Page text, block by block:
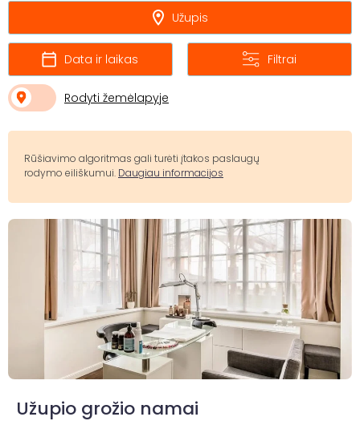
Užupis
Data ir laikas Filtrai
Rodyti žemėlapyje
Rūšiavimo algoritmas gali turėti įtakos paslaugų
rodymo eiliškumui. Daugiau informacijos
Užupio grožio namai